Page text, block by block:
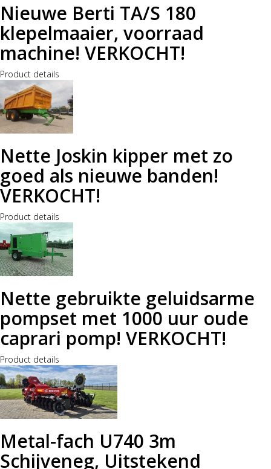
Nieuwe Berti TA/S 180
klepelmaaier, voorraad
machine! VERKOCHT!
Product details
Nette Joskin kipper met zo
goed als nieuwe banden!
VERKOCHT!
Product details
Nette gebruikte geluidsarme
pompset met 1000 uur oude
caprari pomp! VERKOCHT!
Product details
Metal-fach U740 3m
Schijveneg, Uitstekend